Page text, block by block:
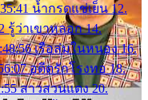
น้ำกรดแช่เย็น 12.
รู้ว่าเขาหลอก 14.
เรือล่มในหนอง 16.
อดีตรักโรงทอ 18.
สาวสวนแตง 20.